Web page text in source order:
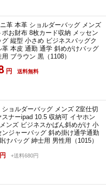
革 本革 ショルダーバッグ メンズ
ポお財布 8枚カード収納 メッセン
グ 縦型 小さめ ビジネスバッグク
革 本皮 通勤 通学 斜めがけバッグ
ブラウン 黒（1108）
円 送料無料
ショルダーバッグ メンズ 2室仕切
スナーipad 10.5 収納可 イヤホン
ンズ ビジネスかばん斜めがけ 小
ンジャーバッグ 斜め掛け通学通勤
けバッグ 紳士用 男性用（1015）
円 +送料680円